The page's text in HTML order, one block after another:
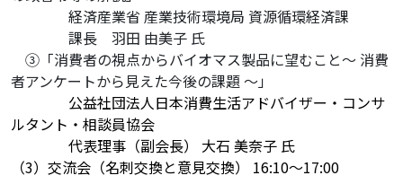
経済産業省 産業技術環境局 資源循環経済課
課長 羽田 由美子 氏
③「消費者の視点からバイオマス製品に望むこと〜 消費
者アンケートから見えた今後の課題 〜」
公益社団法人日本消費生活アドバイザー・コンサ
ルタント・相談員協会
代表理事（副会長） 大石 美奈子 氏
（3）交流会（名刺交換と意見交換） 16:10～17:00